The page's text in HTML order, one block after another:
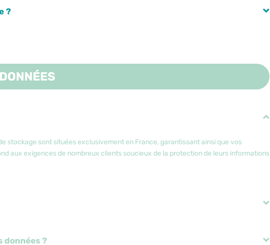
?
DONNÉES
stockage sont situées exclusivement en France, garantissant ainsi que vos
aux exigences de nombreux clients soucieux de la protection de leurs informations
données ?